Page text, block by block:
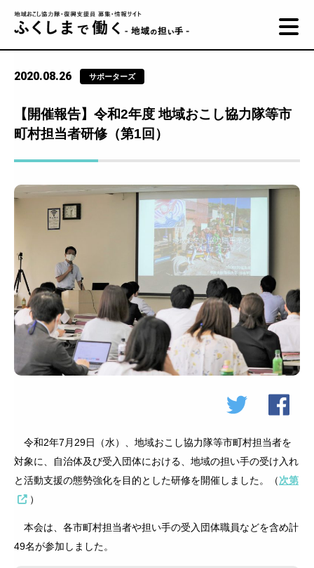
2020.08.26 サポーターズ
【開催報告】令和2年度 地域おこし協力隊等市
町村担当者研修（第1回）
令和2年7月29日（水）、地域おこし協力隊等市町村担当者を
対象に、自治体及び受入団体における、地域の担い手の受け入れ
と活動支援の態勢強化を目的とした研修を開催しました。（次第
）
本会は、各市町村担当者や担い手の受入団体職員などを含め計
49名が参加しました。